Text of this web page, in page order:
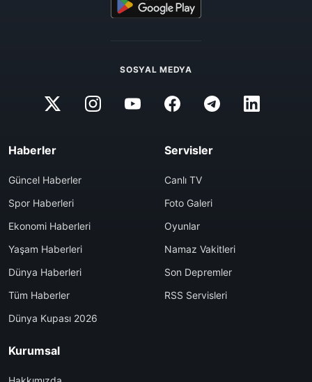
SOSYAL MEDYA
Haberler
Güncel Haberler
Spor Haberleri
Ekonomi Haberleri
Yaşam Haberleri
Dünya Haberleri
Tüm Haberler
Dünya Kupası 2026
Servisler
Canlı TV
Foto Galeri
Oyunlar
Namaz Vakitleri
Son Depremler
RSS Servisleri
Kurumsal